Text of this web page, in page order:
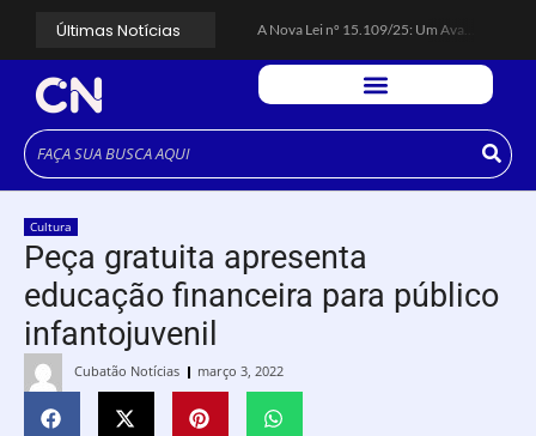
Últimas Notícias
A Nova Lei nº 15.109/25: Um Avanço na Garantia dos Honorários Advocatícios.
Espingarda roubada de agentes de segurança ferroviária é recuperada na Vila Esperança.
Polícia Rodoviária resgata bicho-preguiça na Rodovia dos Imigrantes, em Cubatão.
Cubatão tem vasta programação no Mês da Mulher: atividades começam nesta sexta (7).
Vigilantes são atacados por criminosos armados durante escolta de carga na Vila Esperança.
Cultura
Peça gratuita apresenta
educação financeira para público
infantojuvenil
Cubatão Notícias março 3, 2022